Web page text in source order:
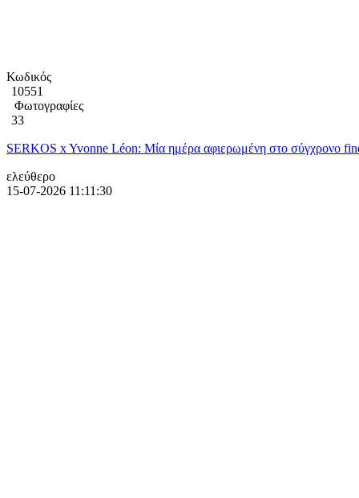
Κωδικός
10551
Φωτογραφίες
33
SERKOS x Yvonne Léon: Μία ημέρα αφιερωμένη στο σύγχρονο
ελεύθερο
15-07-2026 11:11:30